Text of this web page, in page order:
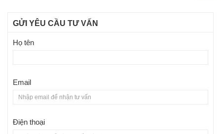
GỬI YÊU CẦU TƯ VẤN
Họ tên
Email
Điện thoại